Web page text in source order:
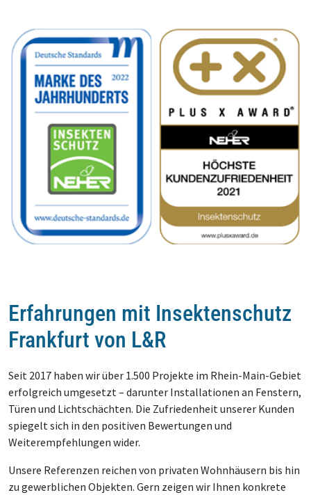
Erfahrungen mit Insektenschutz
Frankfurt von L&R
Seit 2017 haben wir über 1.500 Projekte im Rhein-Main-Gebiet
erfolgreich umgesetzt – darunter Installationen an Fenstern,
Türen und Lichtschächten. Die Zufriedenheit unserer Kunden
spiegelt sich in den positiven Bewertungen und
Weiterempfehlungen wider.
Unsere Referenzen reichen von privaten Wohnhäusern bis hin
zu gewerblichen Objekten. Gern zeigen wir Ihnen konkrete